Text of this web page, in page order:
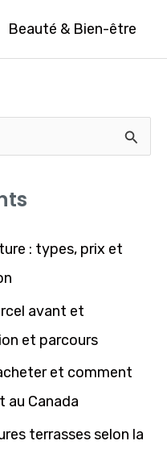
Beauté & Bien-être
: types, prix et
avant et
et parcours
et comment
au Canada
terrasses selon la